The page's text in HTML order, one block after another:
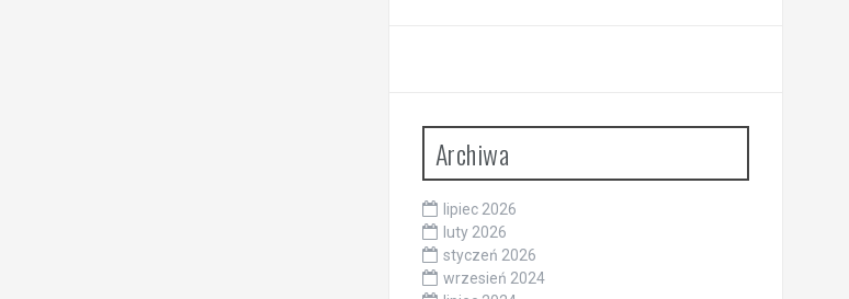
Archiwa
lipiec 2026
luty 2026
styczeń 2026
wrzesień 2024